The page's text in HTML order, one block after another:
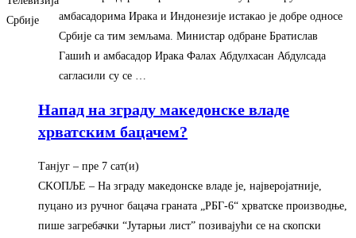
Србије
амбасадорима Ирака и Индонезије истакао је добре односе
Србије са тим земљама. Министар одбране Братислав
Гашић и амбасадор Ирака Фалах Абдулхасан Абдулсада
сагласили су се …
Напад на зграду македонске владе
хрватским бацачем?
Танјуг – ‎пре 7 сат(и)‎
СKOПЉE – На зграду македонске владе jе, наjвероjатниjе,
пуцано из ручног бацача граната „РБГ-6“ хрватске производње,
пише загребачки “Jутарњи лист” позиваjући се на скопски